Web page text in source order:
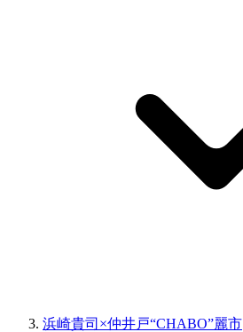
浜崎貴司×仲井戸“CHABO”麗市